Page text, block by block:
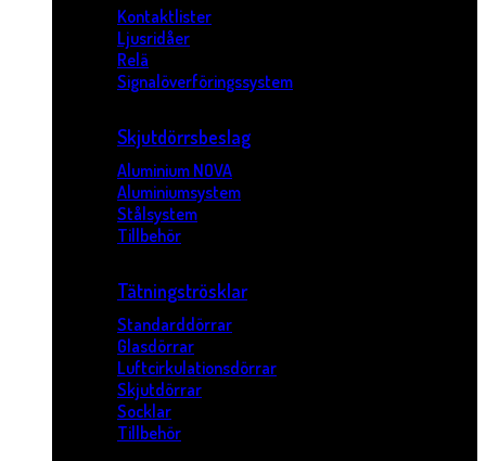
Kontaktlister
Ljusridåer
Relä
Signalöverföringssystem
Skjutdörrsbeslag
Aluminium NOVA
Aluminiumsystem
Stålsystem
Tillbehör
Tätningströsklar
Standarddörrar
Glasdörrar
Luftcirkulationsdörrar
Skjutdörrar
Socklar
Tillbehör